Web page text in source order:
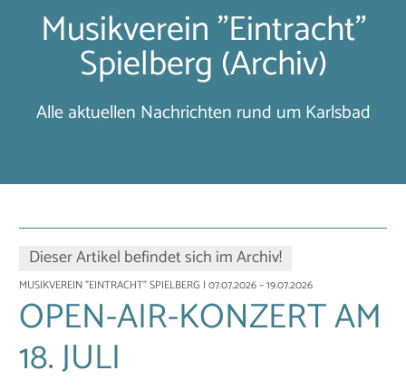
Musikverein "Eintracht"
Spielberg (Archiv)
Alle aktuellen Nachrichten rund um Karlsbad
Dieser Artikel befindet sich im Archiv!
MUSIKVEREIN "EINTRACHT" SPIELBERG | 07.07.2026 – 19.07.2026
OPEN-AIR-KONZERT AM
18. JULI